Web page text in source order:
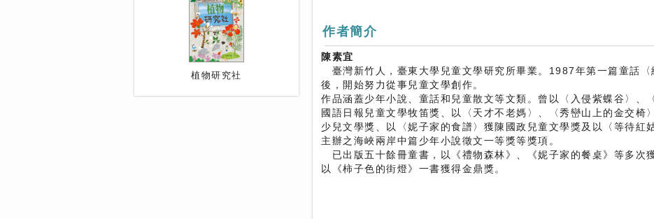
植物研究社
作者簡介
陳素宜
臺灣新竹人，臺東大學兒童文學研究所畢業。1987年第一篇童話〈
後，開始努力從事兒童文學創作。
作品涵蓋少年小說、童話和兒童散文等文類。曾以〈入侵紫蝶谷〉、
國語日報兒童文學牧笛獎、以〈天才不老媽〉、〈秀巒山上的金交椅
少兒文學獎、以〈妮子家的食譜〉獲陳國政兒童文學獎及以〈等待紅
主辦之海峽兩岸中篇少年小說徵文一等獎等獎項。
已出版五十餘冊童書，以《禮物森林》、《妮子家的餐桌》等多次
以《柿子色的街燈》一書獲得金鼎獎。